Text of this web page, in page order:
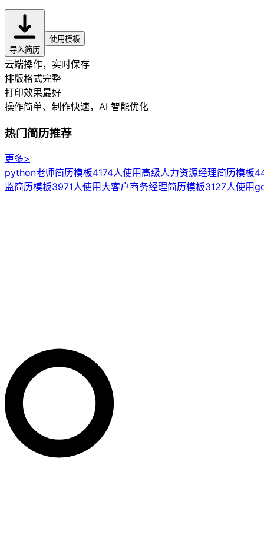
导入简历
使用模板
云端操作，实时保存
排版格式完整
打印效果最好
操作简单、制作快速，AI 智能优化
热门简历推荐
更多>
python老师简历模板4174人使用 高级人力资源经理简历模板
监简历模板3971人使用 大客户商务经理简历模板3127人使用